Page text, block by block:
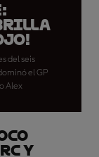
brilla
del seis
el GP
Alex
y